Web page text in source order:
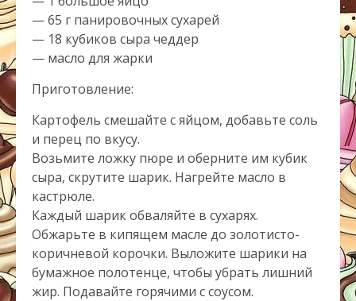
— 65 г панировочных сухарей
— 18 кубиков сыра чеддер
— масло для жарки
Приготовление:
Картофель смешайте с яйцом, добавьте соль
и перец по вкусу.
Возьмите ложку пюре и оберните им кубик
сыра, скрутите шарик. Нагрейте масло в
кастрюле.
Каждый шарик обваляйте в сухарях.
Обжарьте в кипящем масле до золотисто-
коричневой корочки. Выложите шарики на
бумажное полотенце, чтобы убрать лишний
жир. Подавайте горячими с соусом.